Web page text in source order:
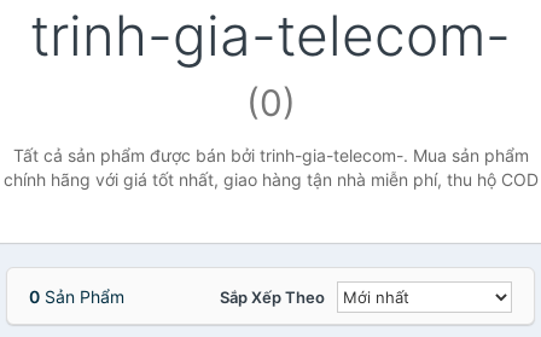
trinh-gia-telecom-
(0)
Tất cả sản phẩm được bán bởi trinh-gia-telecom-. Mua sản phẩm
chính hãng với giá tốt nhất, giao hàng tận nhà miễn phí, thu hộ COD
0 Sản Phẩm Sắp Xếp Theo